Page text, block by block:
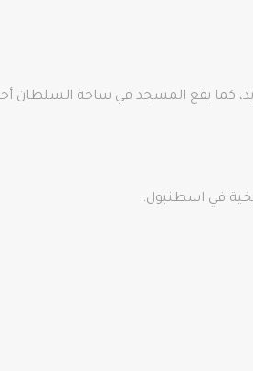
كما يقع المسجد في ساحة السلطان